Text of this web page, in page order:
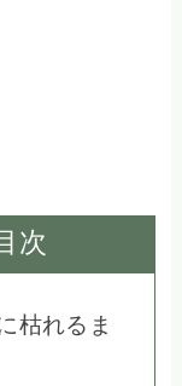
次
枯れるま